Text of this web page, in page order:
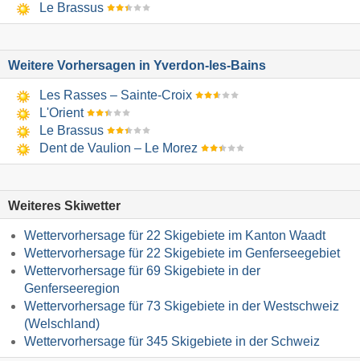
Le Brassus
Weitere Vorhersagen in Yverdon-les-Bains
Les Rasses – Sainte-Croix
L'Orient
Le Brassus
Dent de Vaulion – Le Morez
Weiteres Skiwetter
Wettervorhersage für 22 Skigebiete im Kanton Waadt
Wettervorhersage für 22 Skigebiete im Genferseegebiet
Wettervorhersage für 69 Skigebiete in der
Genferseeregion
Wettervorhersage für 73 Skigebiete in der Westschweiz
(Welschland)
Wettervorhersage für 345 Skigebiete in der Schweiz